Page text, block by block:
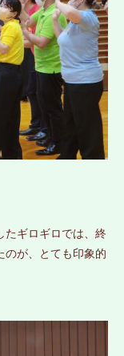
たギロギロでは、終
のが、とても印象的